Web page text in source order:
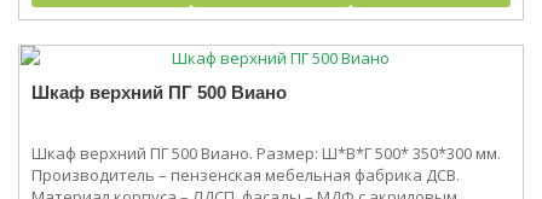
Шкаф верхний ПГ 500 Виано
Шкаф верхний ПГ 500 Виано. Размер: Ш*В*Г 500* 350*300 мм.
Производитель – пензенская мебельная фабрика ДСВ.